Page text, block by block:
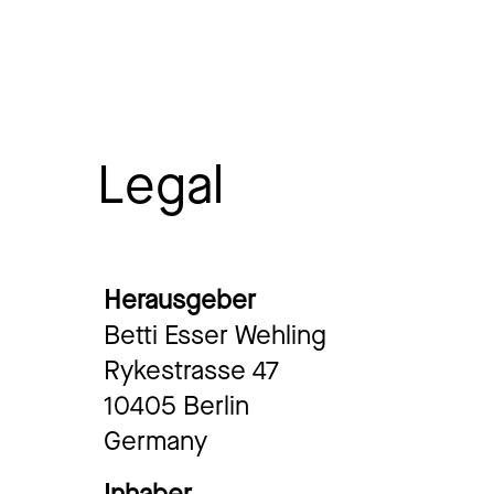
Legal
Herausgeber
Betti Esser Wehling
Rykestrasse 47
10405 Berlin
Germany